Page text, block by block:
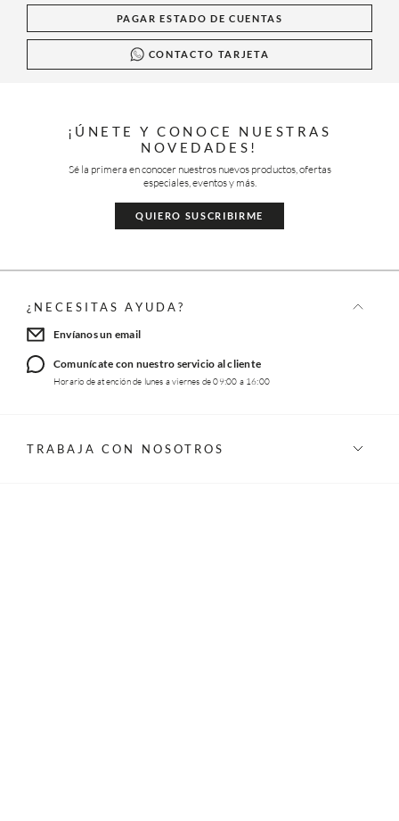
PAGAR ESTADO DE CUENTAS
CONTACTO TARJETA
¡ÚNETE Y CONOCE NUESTRAS
NOVEDADES!
Sé la primera en conocer nuestros nuevos productos, ofertas
especiales, eventos y más.
QUIERO SUSCRIBIRME
¿NECESITAS AYUDA?
Envíanos un email
Comunícate con nuestro servicio al cliente
Horario de atención de lunes a viernes de 09:00 a 16:00
TRABAJA CON NOSOTROS